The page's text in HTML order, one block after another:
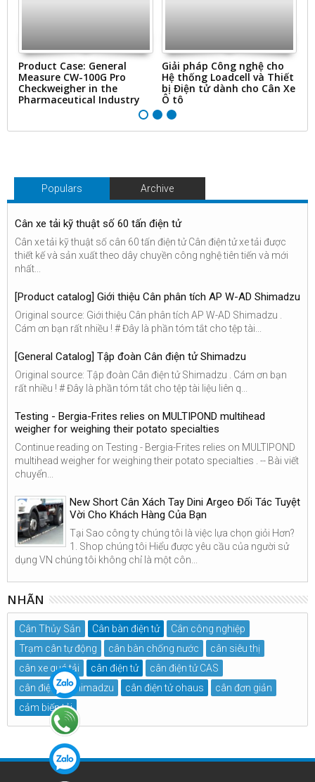
Product Case: General
Measure CW-100G Pro
Checkweigher in the
Pharmaceutical Industry
Giải pháp Công nghệ cho
Hệ thống Loadcell và Thiết
bị Điện tử dành cho Cân Xe
Ô tô
Populars Archive
Cân xe tải kỹ thuật số 60 tấn điện tử
Cân xe tải kỹ thuật số cân 60 tấn điện tử Cân điện tử xe tải được
thiết kế và sản xuất theo dây chuyền công nghệ tiên tiến và mới
nhất...
[Product catalog] Giới thiệu Cân phân tích AP W-AD Shimadzu
Original source: Giới thiệu Cân phân tích AP W-AD Shimadzu .
Cám ơn bạn rất nhiều ! # Đây là phần tóm tắt cho tệp tài...
[General Catalog] Tập đoàn Cân điện tử Shimadzu
Original source: Tập đoàn Cân điện tử Shimadzu . Cám ơn bạn
rất nhiều ! # Đây là phần tóm tắt cho tệp tài liệu liên q...
Testing - Bergia-Frites relies on MULTIPOND multihead
weigher for weighing their potato specialties
Continue reading on Testing - Bergia-Frites relies on MULTIPOND
multihead weigher for weighing their potato specialties . -- Bài viết
chuyển...
New Short Cân Xách Tay Dini Argeo Đối Tác Tuyệt
Vời Cho Khách Hàng Của Bạn
Tại Sao công ty chúng tôi là việc lựa chọn giỏi Hơn?
1. Shop chúng tôi Hiểu được yêu cầu của người sử
dụng VN chúng tôi không chỉ là một côn...
NHÃN
Cân Thủy Sản Cân bàn điện tử
Cân công nghiệp
Trạm cân tự động
cân bàn chống nước
cân siêu thị
cân xe quá tải
cân điện tử
cân điện tử CAS
cân điện tử Shimadzu
cân điện tử ohaus
cân đơn giản
cảm biến tải